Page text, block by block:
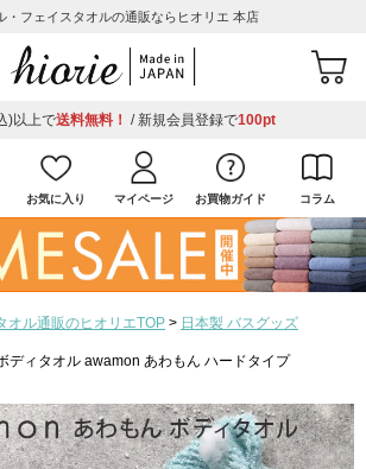
・フェイスタオルの通販ならヒオリエ 本店
)以上で送料無料！ / 新規会員登録で100pt
お気に入り マイページ お買物ガイド コラム
オル通販のヒオリエTOP
日本製 バスグッズ
ディタオル awamon あわもん ハードタイプ